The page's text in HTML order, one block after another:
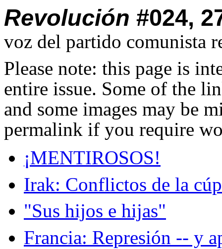
Revolución #024,
voz del partido comunista
Please note: this page is
entire issue. Some of the
and some images may be
permalink if you require
¡MENTIROSOS!
Irak: Conflictos de la
"Sus hijos e hijas"
Francia: Represión -- y